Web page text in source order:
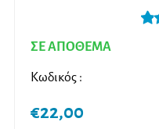
ΣΕ ΑΠΟΘΕΜΑ
Κωδικός :
€22,00